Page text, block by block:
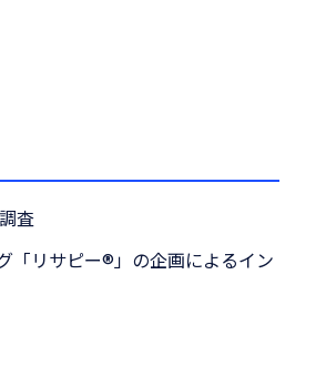
査
「リサピー®︎」の企画によるイン